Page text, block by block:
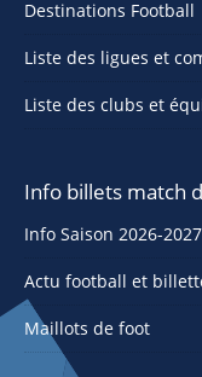
Destinations Football
Liste des ligues et
Liste des clubs et
Info billets match
Info Saison 2026-2027
Actu football et
Maillots de foot